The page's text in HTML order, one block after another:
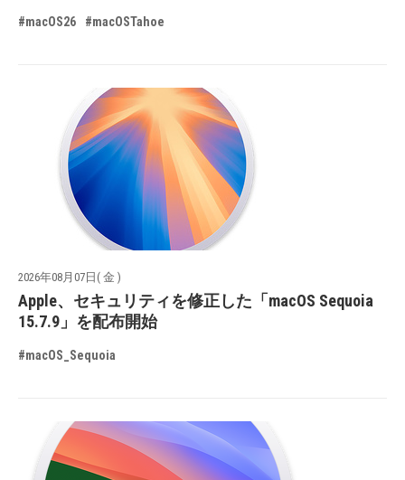
#macOS26 #macOSTahoe
2026年08月07日( 金 )
Apple、セキュリティを修正した「macOS Sequoia
15.7.9」を配布開始
#macOS_Sequoia